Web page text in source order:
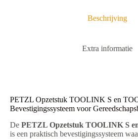
Beschrijving
Extra informatie
PETZL Opzetstuk TOOLINK S en
Bevestigingssysteem voor
De PETZL Opzetstuk TOOLINK S
is een praktisch bevestigingssysteem